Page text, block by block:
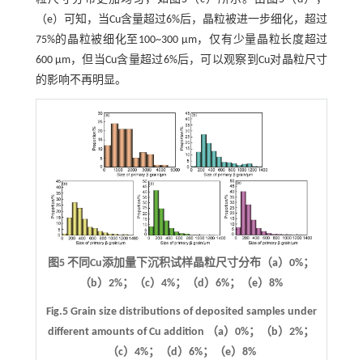
（e）可知，当Cu含量超过6%后，晶粒被进一步细化，超过
75%的晶粒被细化至100~300 μm，仅有少量晶粒长度超过
600 μm，但当Cu含量超过6%后，可以观察到Cu对晶粒尺寸
的影响不再明显。
图5 不同Cu添加量下沉积试样晶粒尺寸分布（a）0%；
（b）2%；（c）4%；（d）6%；（e）8%
Fig.5 Grain size distributions of deposited samples under
different amounts of Cu addition （a）0%；（b）2%；
（c）4%；（d）6%；（e）8%